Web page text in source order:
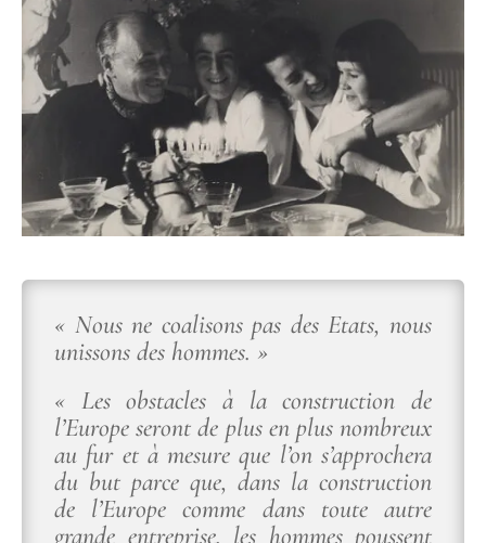
« Nous ne coalisons pas des Etats, nous
unissons des hommes. »
« Les obstacles à la construction de
l’Europe seront de plus en plus nombreux
au fur et à mesure que l’on s’approchera
du but parce que, dans la construction
de l’Europe comme dans toute autre
grande entreprise, les hommes poussent